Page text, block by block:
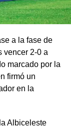
a la fase de
vencer 2-0 a
marcado por la
firmó un
en la
Albiceleste